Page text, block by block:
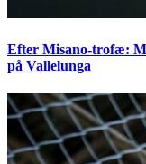
Efter Misano-trofæ:
på Vallelunga